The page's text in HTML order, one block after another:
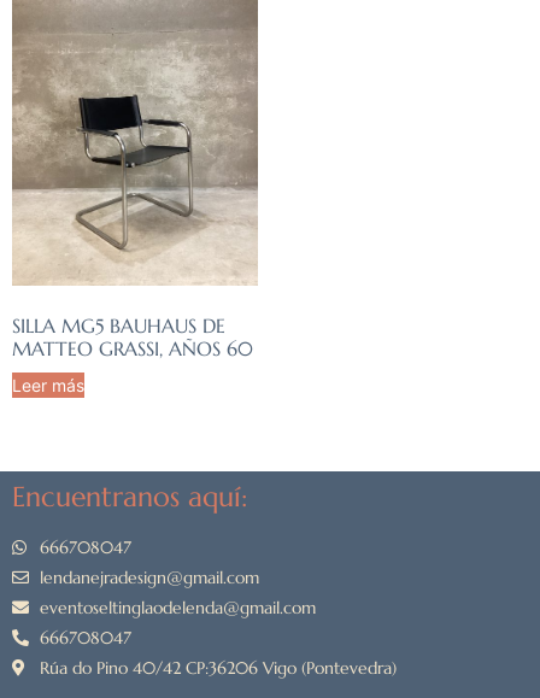
SILLA MG5 BAUHAUS DE
MATTEO GRASSI, AÑOS 60
Leer más
Encuentranos aquí:
666708047
lendanejradesign@gmail.com
eventoseltinglaodelenda@gmail.com
666708047
Rúa do Pino 40/42 CP:36206 Vigo (Pontevedra)